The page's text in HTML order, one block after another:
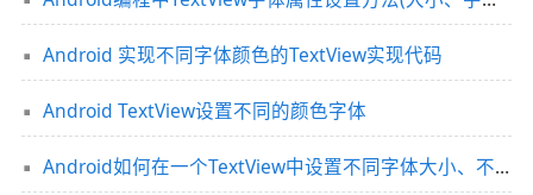
Android 实现不同字体颜色的TextView实现代码
Android TextView设置不同的颜色字体
Android如何在一个TextView中设置不同字体大小、不同字体颜色封装